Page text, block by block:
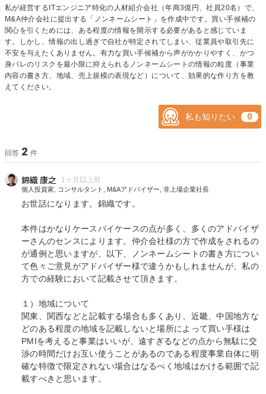
私が経営するITエンジニア特化の人材紹介会社（年商3億円、社員20名）で、
M&A仲介会社に提出する「ノンネームシート」を作成中です。買い手候補の
関心を引くためには、ある程度の情報を開示する必要があると感じていま
す。しかし、情報の出し過ぎで自社が特定されてしまい、従業員や取引先に
不安を与えたくありません。有力な買い手候補から声がかかりやすく、かつ
身バレのリスクを最小限に抑えられるノンネームシートの情報の粒度（事業
内容の書き方、地域、売上規模の表現など）について、効果的な作り方を教
えてください。
私も知りたい
回答 2 件
錦織 康之 1ヶ月以上前
個人投資家, コンサルタント, M&Aアドバイザー, 非上場企業社長
お世話になります。錦織です。
本件はかなりケースバイケースの点が多く、多くのアドバイザ
ーさんのセンスによります。仲介会社様の方で作成をされるの
が通例と思いますが、以下、ノンネームシートの書き方につい
て色々ご意見がアドバイザー様で違うかもしれませんが、私の
方での経験において記載させて頂きます。
１）地域について
関東、関西などと記載する場合も多くあり、近畿、中国地方な
どのある程度の地域を記載しないと場所によって買い手様は
PMIを考えると事業はいいが、遠すぎるなどの点から無駄に交
渉の時間だけお互い使うことがあるのである程度事業自体に明
確な特徴で限定されない場合はなるべく地域はかける範囲で記
載すべきと思います。